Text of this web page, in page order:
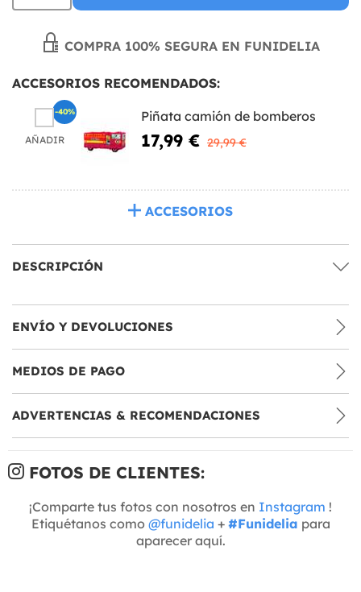
COMPRA 100% SEGURA EN FUNIDELIA
ACCESORIOS RECOMENDADOS:
AÑADIR
Piñata camión de bomberos
17,99 € 29,99 €
-40%
ACCESORIOS
DESCRIPCIÓN
ENVÍO Y DEVOLUCIONES
MEDIOS DE PAGO
ADVERTENCIAS & RECOMENDACIONES
FOTOS DE CLIENTES:
¡Comparte tus fotos con nosotros en Instagram !
Etiquétanos como @funidelia + #Funidelia para
aparecer aquí.